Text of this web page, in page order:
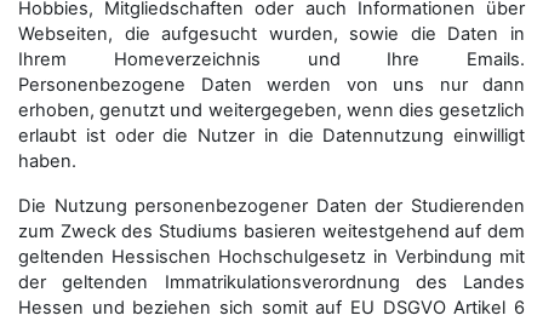
Hobbies, Mitgliedschaften oder auch Informationen über
Webseiten, die aufgesucht wurden, sowie die Daten in
Ihrem Homeverzeichnis und Ihre Emails.
Personenbezogene Daten werden von uns nur dann
erhoben, genutzt und weitergegeben, wenn dies gesetzlich
erlaubt ist oder die Nutzer in die Datennutzung einwilligt
haben.
Die Nutzung personenbezogener Daten der Studierenden
zum Zweck des Studiums basieren weitestgehend auf dem
geltenden Hessischen Hochschulgesetz in Verbindung mit
der geltenden Immatrikulationsverordnung des Landes
Hessen und beziehen sich somit auf EU DSGVO Artikel 6